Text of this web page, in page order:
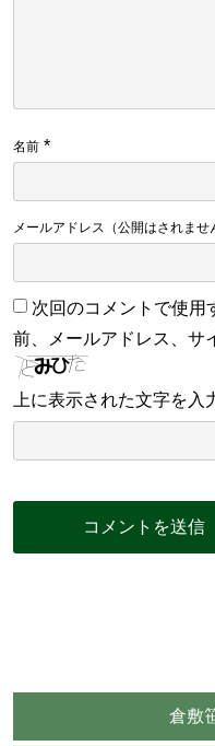
名前 *
メールアドレス（公開はされませ
次回のコメントで使用
前、メールアドレス、サ
上に表示された文字を入
倉敷